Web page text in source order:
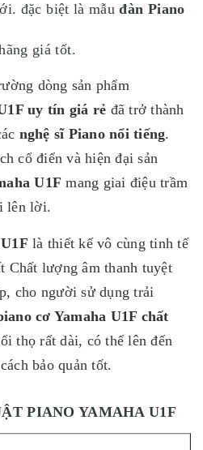
đặc biệt là mẫu đàn Piano
giá tốt.
dòng sản phẩm
uy tín giá rẻ đã trở thành
nghệ sĩ Piano nổi tiếng.
cổ điển và hiện đại sản
U1F mang giai điệu trầm
lên lời.
là thiết kế vô cùng tinh tế
Chất lượng âm thanh tuyệt
cho người sử dụng trải
cơ Yamaha U1F chất
thọ rất dài, có thể lên đến
bảo quản tốt.
PIANO YAMAHA U1F